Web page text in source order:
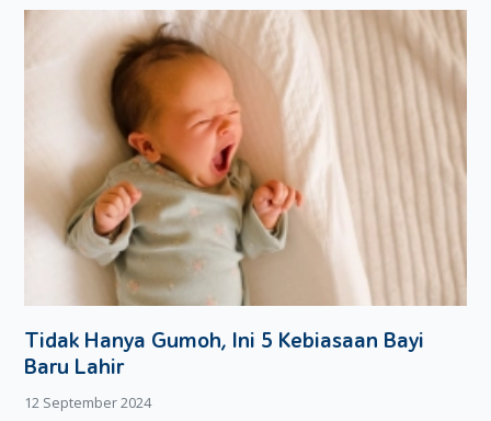
Tidak Hanya Gumoh, Ini 5 Kebiasaan Bayi
Baru Lahir
12 September 2024